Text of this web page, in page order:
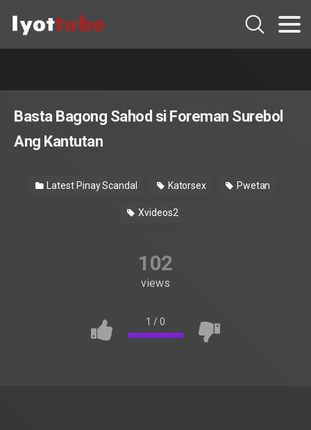
Basta Bagong Sahod si Foreman Surebol
Ang Kantutan
Latest Pinay Scandal Katorsex Pwetan
Xvideos2
102
views
1 /0